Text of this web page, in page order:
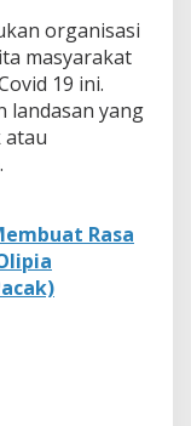
organisasi
masyarakat
19 ini.
landasan yang
Rasa